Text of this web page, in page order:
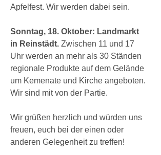
Apfelfest. Wir werden dabei sein.
Sonntag, 18. Oktober: Landmarkt
in Reinstädt. Zwischen 11 und 17
Uhr werden an mehr als 30 Ständen
regionale Produkte auf dem Gelände
um Kemenate und Kirche angeboten.
Wir sind mit von der Partie.
Wir grüßen herzlich und würden uns
freuen, euch bei der einen oder
anderen Gelegenheit zu treffen!